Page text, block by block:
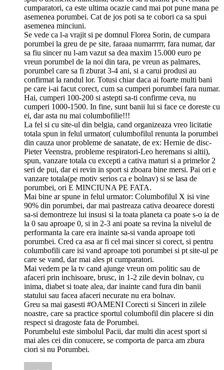
cumparatori, ca este ultima ocazie cand mai pot pune mana pe
asemenea porumbei. Cat de jos poti sa te cobori ca sa spui
asemenea minciuni.
Se vede ca l-a vrajit si pe domnul Florea Sorin, de cumpara
porumbei la greu de pe site, faraaa numarrrrr, fara numar, dar
sa fiu sincer nu l-am vazut sa dea maxim 15.000 euro pe
vreun porumbel de la noi din tara, pe vreun as palmares,
porumbel care sa fi zburat 3-4 ani, si a carui produsi au
confirmat la randul lor. Totusi chiar daca ai foarte multi bani
pe care i-ai facut corect, cum sa cumperi porumbei fara numar.
Hai, cumperi 100-200 si astepti sa-ti confirme ceva, nu
cumperi 1000-1500. In fine, sunt banii lui si face ce doreste cu
ei, dar asta nu mai columbofilie!!!
La fel si cu site-ul din belgia, cand organizeaza vreo licitatie
totala spun in felul urmator( culumbofilul renunta la porumbei
din cauza unor probleme de sanatate, de ex: Hernie de disc-
Pieter Veenstra, probleme respiratori-Leo heremans si altii),
spun, vanzare totala cu excepti a cativa maturi si a primelor 2
seri de pui, dar ei revin in sport si zboara bine mersi. Pai ori e
vanzare totala(pe motiv serios ca e bolnav) si se lasa de
porumbei, ori E MINCIUNA PE FATA.
Mai bine ar spune in felul urmator: Columbofilul X isi vine
90% din porumbei, dar mai pastreaza cativa deoarece doresti
sa-si demontreze lui insusi si la toata planeta ca poate s-o ia de
la 0 sau aproape 0, si in 2-3 ani poate sa revina la nivelul de
performanta la care era inainte sa-si vanda aproape toti
porumbei. Cred ca asa ar fi cel mai sincer si corect, si pentru
columbofili care isi vand aproape toti porumbei si pt site-ul pe
care se vand, dar mai ales pt cumparatori.
Mai vedem pe la tv cand ajunge vreun om politic sau de
afaceri prin inchisoare, brusc, in 1-2 zile devin bolnav, cu
inima, diabet si toate alea, dar inainte cand fura din banii
statului sau facea afaceri necurate nu era bolnav.
Greu sa mai gasesti #OAMENI Corecti si Sinceri in zilele
noastre, care sa practice sportul columbofil din placere si din
respect si dragoste fata de Porumbei.
Porumbelul este simbolul Pacii, dar multi din acest sport si
mai ales cei din conucere, se comporta de parca am zbura
ciori si nu Porumbei.